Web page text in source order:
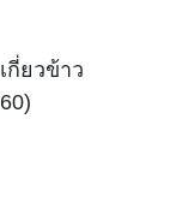
กี่ยวข้าว